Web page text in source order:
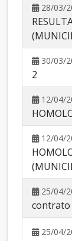
28/03/
30/03/
2
12/04/
12/04/
25/04/
contrato
25/04/